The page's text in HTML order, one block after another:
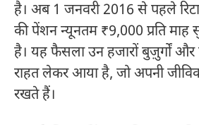
है। अब 1 जनवरी 2016 से पहले
की पेंशन न्यूनतम ₹9,000 प्रति माह
है। यह फैसला उन हजारों बुज़ुर्गों और
राहत लेकर आया है, जो अपनी
रखते हैं।